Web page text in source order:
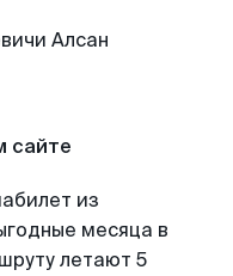
сайте
из
месяца в
летают 5